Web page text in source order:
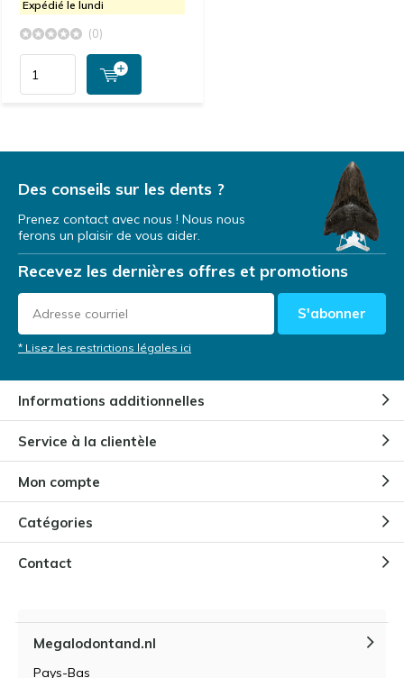
Expédié le lundi
(0)
Des conseils sur les dents ?
Prenez contact avec nous ! Nous nous
ferons un plaisir de vous aider.
Recevez les dernières offres et promotions
S'abonner
* Lisez les restrictions légales ici
Informations additionnelles
Service à la clientèle
Mon compte
Catégories
Contact
Megalodontand.nl
Pays-Bas